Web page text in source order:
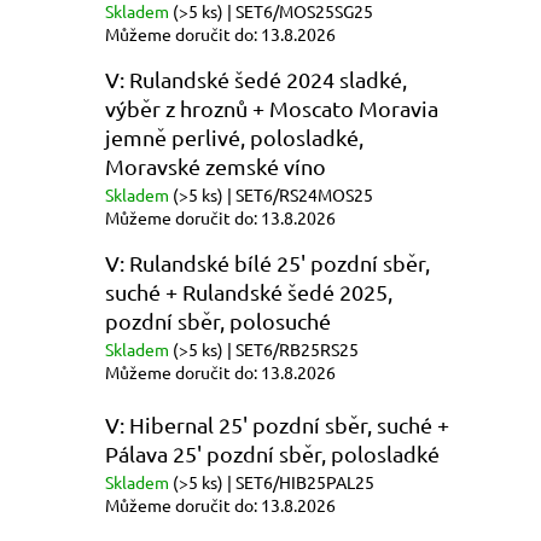
Skladem (>5 ks) | SET6/MOS25SG25
Můžeme doručit do: 13.8.2026
V: Rulandské šedé 2024 sladké,
výběr z hroznů + Moscato Moravia
jemně perlivé, polosladké,
Moravské zemské víno
Skladem (>5 ks) | SET6/RS24MOS25
Můžeme doručit do: 13.8.2026
V: Rulandské bílé 25' pozdní sběr,
suché + Rulandské šedé 2025,
pozdní sběr, polosuché
Skladem (>5 ks) | SET6/RB25RS25
Můžeme doručit do: 13.8.2026
V: Hibernal 25' pozdní sběr, suché +
Pálava 25' pozdní sběr, polosladké
Skladem (>5 ks) | SET6/HIB25PAL25
Můžeme doručit do: 13.8.2026